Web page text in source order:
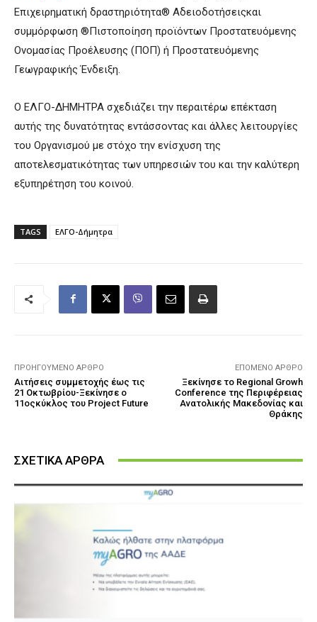
Επιχειρηματική δραστηριότητα® Αδειοδοτήσειςκαι
συμμόρφωση ®Πιστοποίηση προϊόντων Προστατευόμενης
Ονομασίας Προέλευσης (ΠΟΠ) ή Προστατευόμενης
Γεωγραφικής Ένδειξη.
Ο ΕΛΓΟ-ΔΗΜΗΤΡΑ σχεδιάζει την περαιτέρω επέκταση
αυτής της δυνατότητας εντάσσοντας και άλλες λειτουργίες
του Οργανισμού με στόχο την ενίσχυση της
αποτελεσματικότητας των υπηρεσιών του και την καλύτερη
εξυπηρέτηση του κοινού.
TAGS ΕΛΓΟ-Δήμητρα
ΠΡΟΗΓΟΎΜΕΝΟ ΆΡΘΡΟ
Αιτήσεις συμμετοχής έως τις
21 Οκτωβρίου-Ξεκίνησε ο
11οςκύκλος του Project Future
ΕΠΌΜΕΝΟ ΆΡΘΡΟ
Ξεκίνησε το Regional Growh
Conference της Περιφέρειας
Ανατολικής Μακεδονίας και
Θράκης
ΣΧΕΤΙΚΑ ΑΡΘΡΑ